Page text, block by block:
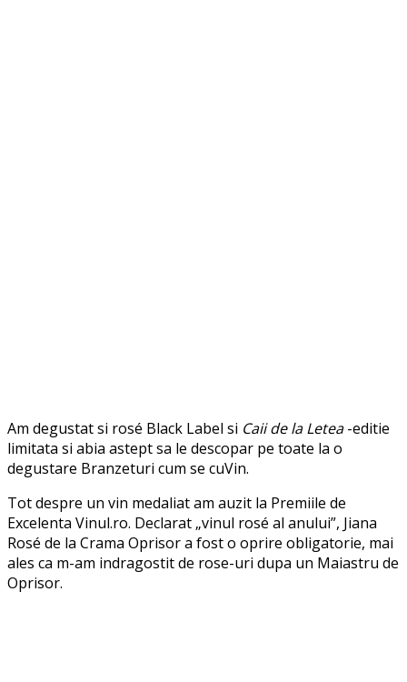
Am degustat si rosé Black Label si Caii de la Letea-editie
limitata si abia astept sa le descopar pe toate la o
degustare Branzeturi cum se cuVin.
Tot despre un vin medaliat am auzit la Premiile de
Excelenta Vinul.ro. Declarat „vinul rosé al anului”, Jiana
Rosé de la Crama Oprisor a fost o oprire obligatorie, mai
ales ca m-am indragostit de rose-uri dupa un Maiastru de
Oprisor.